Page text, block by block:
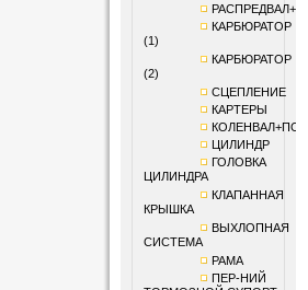
КАРБЮРАТОР
(1)
КАРБЮРАТОР
(2)
СЦЕПЛЕНИЕ
КАРТЕРЫ
ЦИЛИНДР
ГОЛОВКА
ЦИЛИНДРА
КЛАПАННАЯ
КРЫШКА
ВЫХЛОПНАЯ
СИСТЕМА
РАМА
ПЕР-НИЙ